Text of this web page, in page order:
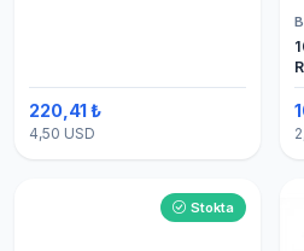
220,41 ₺
4,50 USD
Stokta